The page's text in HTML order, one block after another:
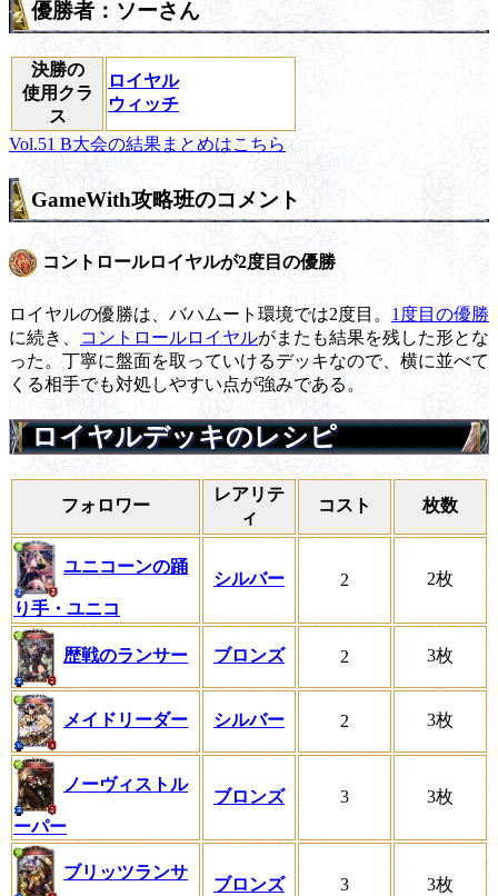
優勝者：ソーさん
決勝の
使用クラ
ス
ロイヤル
ウィッチ
Vol.51 B大会の結果まとめはこちら
GameWith攻略班のコメント
コントロールロイヤルが2度目の優勝
ロイヤルの優勝は、バハムート環境では2度目。 1度目の優勝
に続き、
コントロールロイヤルがまたも結果を残した形とな
った。丁寧に盤面を取っていけるデッキなので、横に並べて
くる相手でも対処しやすい点が強みである。
ロイヤルデッキのレシピ
フォロワー
レアリテ
ィ
コスト 枚数
ユニコーンの踊
り手・ユニコ
シルバー 2 2枚
歴戦のランサー ブロンズ 2 3枚
メイドリーダー シルバー 2 3枚
ノーヴィストル
ーパー
ブロンズ 3 3枚
ブリッツランサ
ブロンズ 3 3枚